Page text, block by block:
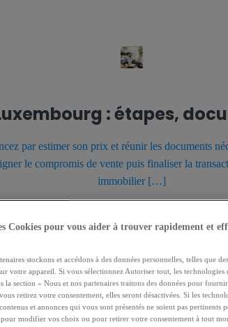
: étapes,
par estimer son prix et réunir les documents
le compromis de vente puis finaliser la
immobilier […]
Cookies pour vous aider à trouver rapidement et
stockons et accédons à des données personnelles, telles que
votre appareil. Si vous sélectionnez Autoriser tout, les
la section « Nous et nos partenaires traitons des données pour
retirez votre consentement, elles seront désactivées. Si les
et annonces qui vous sont présentés ne soient pas pertinents
pour modifier vos choix ou pour retirer votre consentement à tout